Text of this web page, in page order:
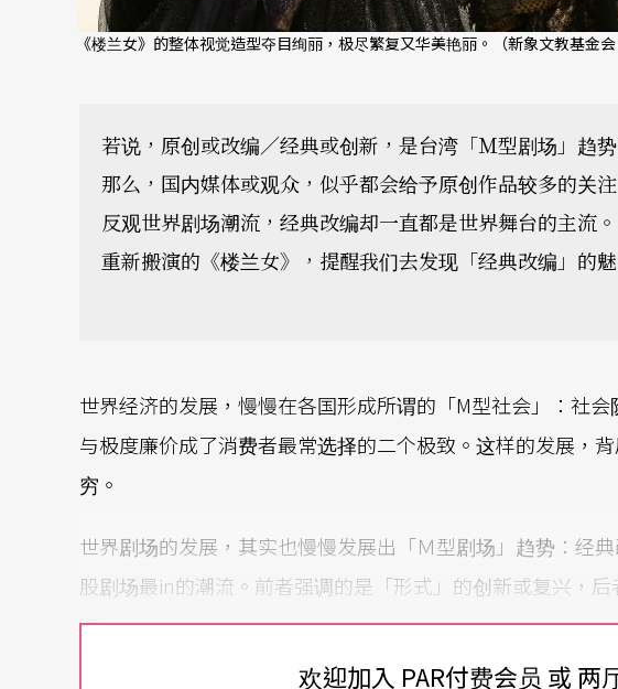
《楼兰女》的整体视觉造型夺目绚丽，极尽繁复又华美艳丽。（新象文教基金会
若说，原创或改编／经典或创新，是台湾「Ｍ型剧场」趋势
那么，国内媒体或观众，似乎都会给予原创作品较多的关注
反观世界剧场潮流，经典改编却一直都是世界舞台的主流。
重新搬演的《楼兰女》，提醒我们去发现「经典改编」的魅
世界经济的发展，慢慢在各国形成所谓的「M型社会」：社
与极度廉价成了消费者最常选择的二个极致。这样的发展，
穷。
世界剧场的发展，其实也慢慢发展出「Ｍ型剧场」趋势：经
股剧场最in的潮流。前者强调的是「形式」的创新或复兴，
实。
欢迎加入 PAR付费会员 或 两